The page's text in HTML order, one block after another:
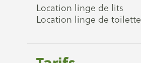
Location linge de lits
Location linge de toilette